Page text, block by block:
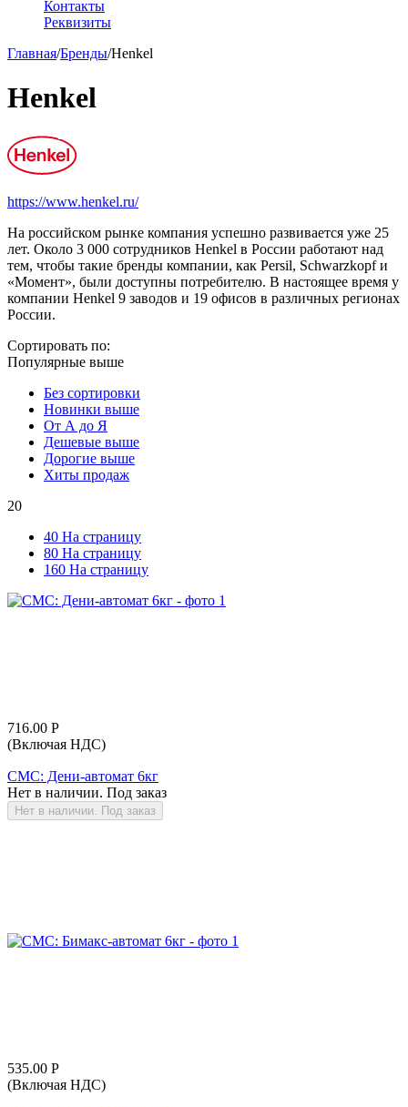
Контакты
Реквизиты
Главная/Бренды/Henkel
Henkel
https://www.henkel.ru/
На российском рынке компания успешно развивается уже 25
лет. Около 3 000 сотрудников Henkel в России работают над
тем, чтобы такие бренды компании, как Persil, Schwarzkopf и
«Момент», были доступны потребителю. В настоящее время у
компании Henkel 9 заводов и 19 офисов в различных регионах
России.
Сортировать по:
Популярные выше
Без сортировки
Новинки выше
От А до Я
Дешевые выше
Дорогие выше
Хиты продаж
20
40 На страницу
80 На страницу
160 На страницу
716.00 Р
(Включая НДС)
СМС: Дени-автомат 6кг
Нет в наличии. Под заказ
Нет в наличии. Под заказ
535.00 Р
(Включая НДС)